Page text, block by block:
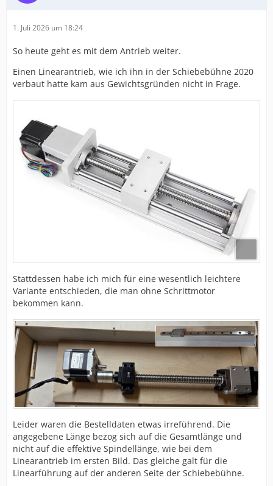
1. Juli 2026 um 18:24
So heute geht es mit dem Antrieb weiter.
Einen Linearantrieb, wie ich ihn in der Schiebebühne 2020
verbaut hatte kam aus Gewichtsgründen nicht in Frage.
Stattdessen habe ich mich für eine wesentlich leichtere
Variante entschieden, die man ohne Schrittmotor
bekommen kann.
Leider waren die Bestelldaten etwas irreführend. Die
angegebene Länge bezog sich auf die Gesamtlänge und
nicht auf die effektive Spindellänge, wie bei dem
Linearantrieb im ersten Bild. Das gleiche galt für die
Linearführung auf der anderen Seite der Schiebebühne.